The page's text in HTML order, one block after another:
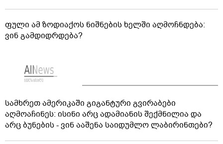
ფული ამ ზოდიაქოს ნიშნების ხელში აღმოჩნდება:
ვინ გამდიდრდება?
სამხრეთ ამერიკაში გიგანტური გვირაბები
აღმოაჩინეს: ისინი არც ადამიანის შექმნილია და
არც ბუნების - ვინ ააშენა საიდუმლო ლაბირინთები?